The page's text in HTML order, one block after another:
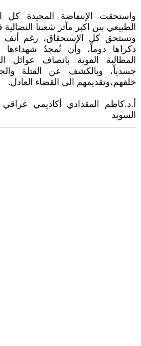
واستحقت الإنتفاضة المجيدة كل
الطبيعي بين اكبر مآثر شعبنا
وتستحق كل الإستحقاق، رغم أنف
ذكراها دوماً، وأن نُمجدُ شهداءها
المطالبة القوية بانصاف عوائل
جسدياً، وبالكشف عن القتلة
خلفهم،وتقديمهم الى القضاء العادل.
أ.د.كاظم المقدادي أكاديمي
السويد